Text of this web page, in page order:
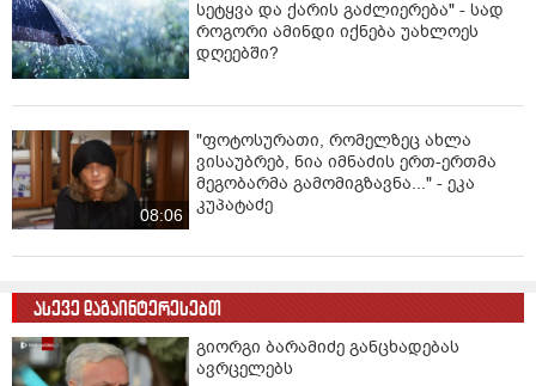
სეტყვა და ქარის გაძლიერება" - სად
როგორი ამინდი იქნება უახლოეს
დღეებში?
08:06
"ფოტოსურათი, რომელზეც ახლა
ვისაუბრებ, ნია იმნაძის ერთ-ერთმა
მეგობარმა გამომიგზავნა..." - ეკა
კუპატაძე
ასევე დაგაინტერესებთ
გიორგი ბარამიძე განცხადებას
ავრცელებს